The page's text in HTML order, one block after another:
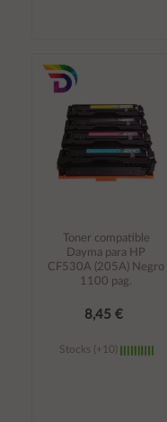
Toner compatible
Dayma para HP
CF530A (205A) Negro
1100 pag.
8,45 €
Stocks (+10)